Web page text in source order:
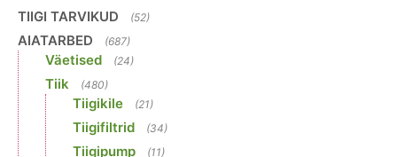
TIIGI TARVIKUD (52)
AIATARBED (687)
Väetised (24)
Tiik (480)
Tiigikile (21)
Tiigifiltrid (34)
Tiigipump (11)